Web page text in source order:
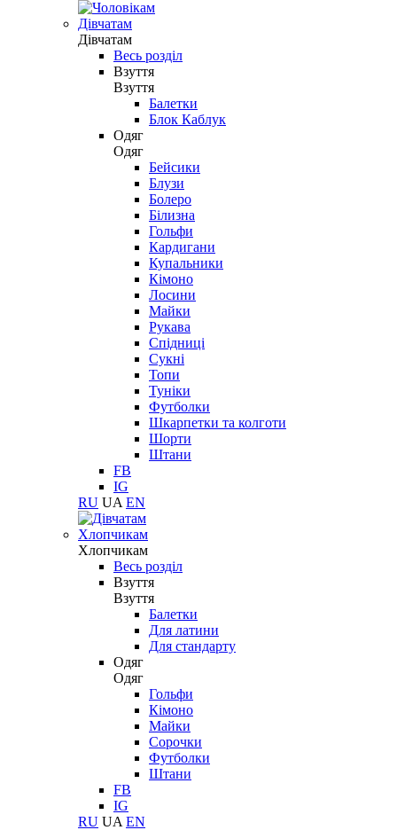
Дівчатам
Дівчатам
Весь розділ
Взуття
Взуття
Балетки
Блок Каблук
Одяг
Одяг
Бейсики
Блузи
Болеро
Білизна
Гольфи
Кардигани
Купальники
Кімоно
Лосини
Майки
Рукава
Спідниці
Сукні
Топи
Туніки
Футболки
Шкарпетки та колготи
Шорти
Штани
FB
IG
RU UA EN
Хлопчикам
Хлопчикам
Весь розділ
Взуття
Взуття
Балетки
Для латини
Для стандарту
Одяг
Одяг
Гольфи
Кімоно
Майки
Сорочки
Футболки
Штани
FB
IG
RU UA EN